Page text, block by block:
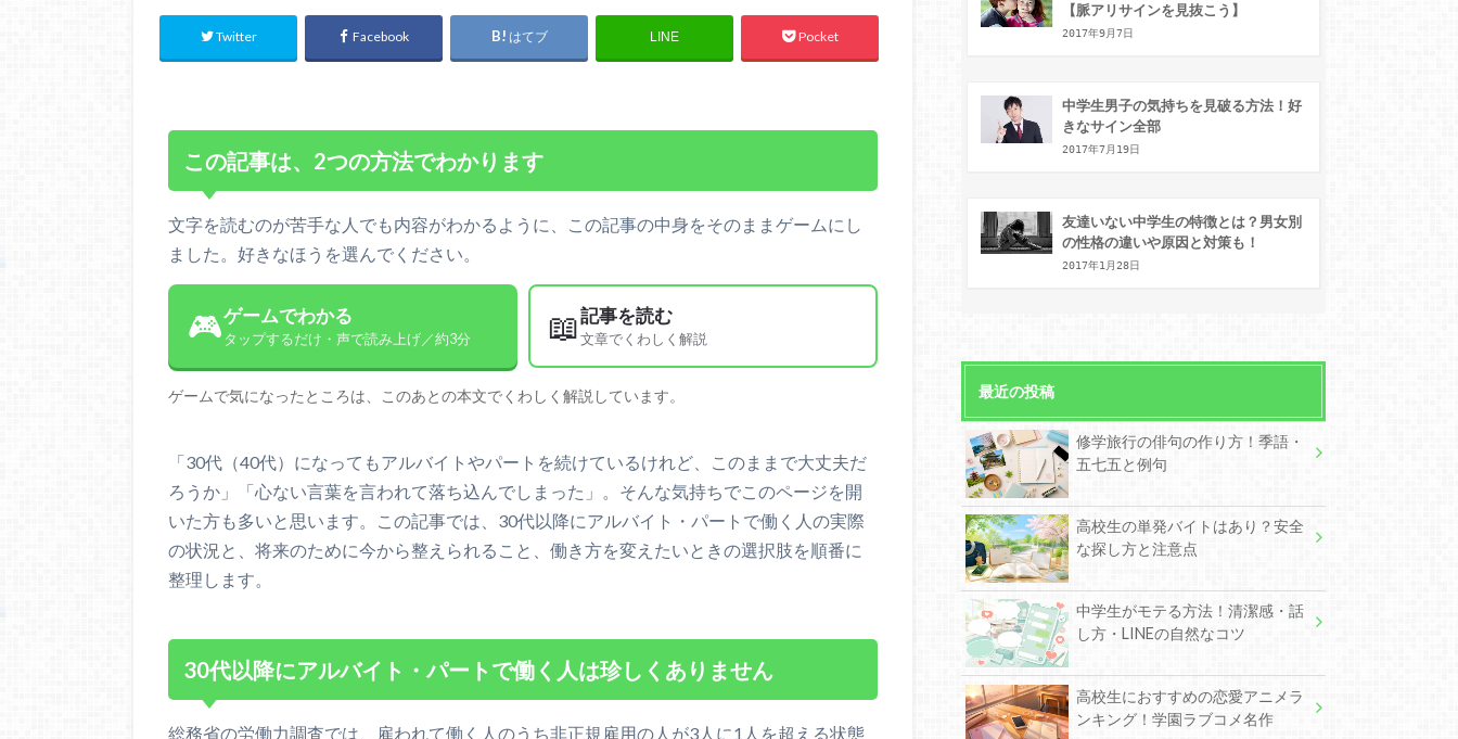
Twitter Facebook はてブ LINE Pocket
この記事は、2つの方法でわかります
文字を読むのが苦手な人でも内容がわかるように、この記事の中身をそのままゲームにし
ました。好きなほうを選んでください。
🎮ゲームでわかる
タップするだけ・声で読み上げ／約3分 📖記事を読む
文章でくわしく解説
ゲームで気になったところは、このあとの本文でくわしく解説しています。
「30代（40代）になってもアルバイトやパートを続けているけれど、このままで大丈夫だ
ろうか」「心ない言葉を言われて落ち込んでしまった」。そんな気持ちでこのページを開
いた方も多いと思います。この記事では、30代以降にアルバイト・パートで働く人の実際
の状況と、将来のために今から整えられること、働き方を変えたいときの選択肢を順番に
整理します。
30代以降にアルバイト・パートで働く人は珍しくありません
総務省の労働力調査では、雇われて働く人のうち非正規雇用の人が3人に1人を超える状態
【脈アリサインを見抜こう】
2017年9月7日
中学生男子の気持ちを見破る方法！好
きなサイン全部
2017年7月19日
友達いない中学生の特徴とは？男女別
の性格の違いや原因と対策も！
2017年1月28日
最近の投稿
修学旅行の俳句の作り方！季語・
五七五と例句
高校生の単発バイトはあり？安全
な探し方と注意点
中学生がモテる方法！清潔感・話
し方・LINEの自然なコツ
高校生におすすめの恋愛アニメラ
ンキング！学園ラブコメ名作